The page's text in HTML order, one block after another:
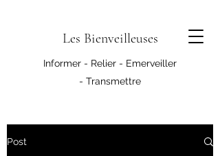
Les Bienveilleuses
Informer - Relier - Emerveiller
- Transmettre
Post